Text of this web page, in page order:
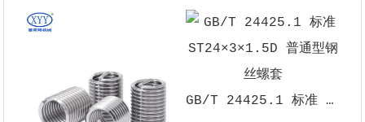
GB/T 24425.1 标准 ST24×3×1.5D 普通型钢丝螺套